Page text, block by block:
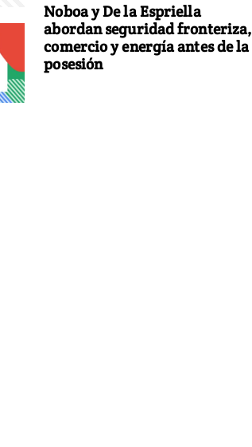
Noboa y De la Espriella
abordan seguridad fronteriza,
comercio y energía antes de la
posesión